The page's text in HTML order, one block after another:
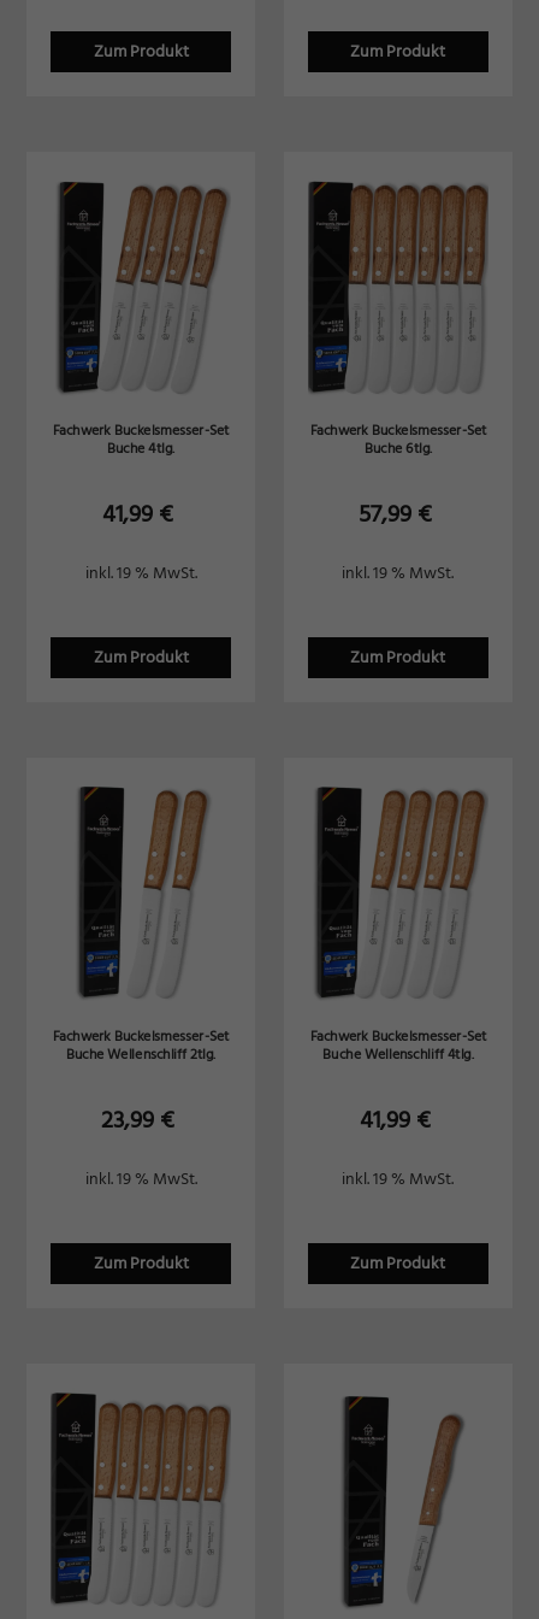
Zum Produkt Zum Produkt
Fachwerk Buckelsmesser-Set
Buche 4tlg.
41,99 €
Zum Produkt
inkl. 19 % MwSt.
Fachwerk Buckelsmesser-Set
Buche 6tlg.
57,99 €
Zum Produkt
inkl. 19 % MwSt.
Fachwerk Buckelsmesser-Set
Buche Wellenschliff 2tlg.
23,99 €
Zum Produkt
inkl. 19 % MwSt.
Fachwerk Buckelsmesser-Set
Buche Wellenschliff 4tlg.
41,99 €
Zum Produkt
inkl. 19 % MwSt.
standardmäßig blockiert. Wenn Cookies von externen Medien akzeptiert
werden, bedarf der Zugriff auf diese Inhalte keiner manuellen Einwilligung